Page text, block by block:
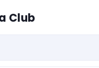
Club